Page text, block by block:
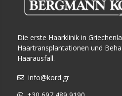
Die erste Haarklinik in
Haartransplantationen und
Haarausfall.
info@kord.gr